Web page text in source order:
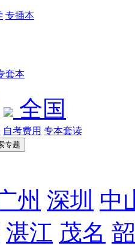
专插本
套本
全国
自考费用 专本套读
州 深圳 中
湛江 茂名